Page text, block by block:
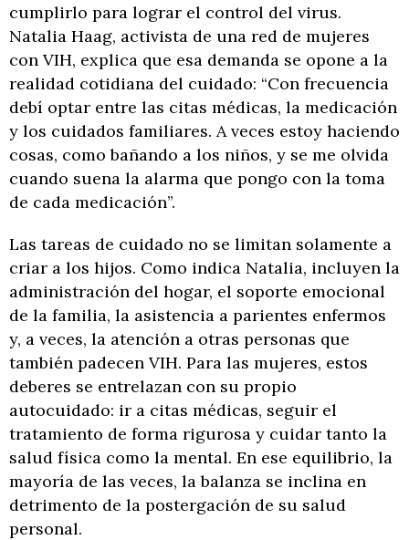
cumplirlo para lograr el control del virus.
Natalia Haag, activista de una red de mujeres
con VIH, explica que esa demanda se opone a la
realidad cotidiana del cuidado: “Con frecuencia
debí optar entre las citas médicas, la medicación
y los cuidados familiares. A veces estoy haciendo
cosas, como bañando a los niños, y se me olvida
cuando suena la alarma que pongo con la toma
de cada medicación”.
Las tareas de cuidado no se limitan solamente a
criar a los hijos. Como indica Natalia, incluyen la
administración del hogar, el soporte emocional
de la familia, la asistencia a parientes enfermos
y, a veces, la atención a otras personas que
también padecen VIH. Para las mujeres, estos
deberes se entrelazan con su propio
autocuidado: ir a citas médicas, seguir el
tratamiento de forma rigurosa y cuidar tanto la
salud física como la mental. En ese equilibrio, la
mayoría de las veces, la balanza se inclina en
detrimento de la postergación de su salud
personal.